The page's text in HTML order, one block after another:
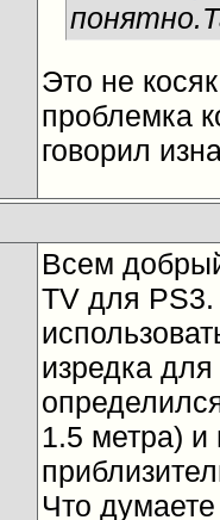
Это не
проблемка
говорил
Всем
TV для PS3.
изредка
1.5 метра)
Что думаете